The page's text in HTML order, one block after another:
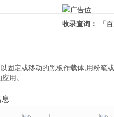
收录查询：
「
固定或移动的黑板作载体,用粉笔
用。